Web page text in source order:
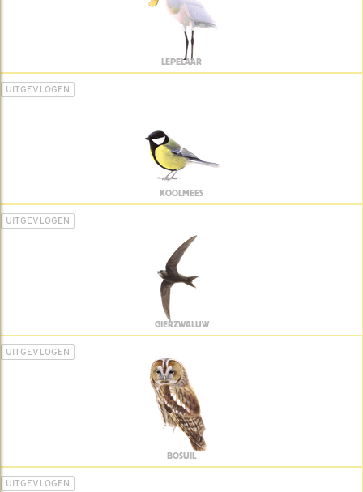
LEPELAAR
UITGEVLOGEN
KOOLMEES
UITGEVLOGEN
GIERZWALUW
UITGEVLOGEN
BOSUIL
UITGEVLOGEN